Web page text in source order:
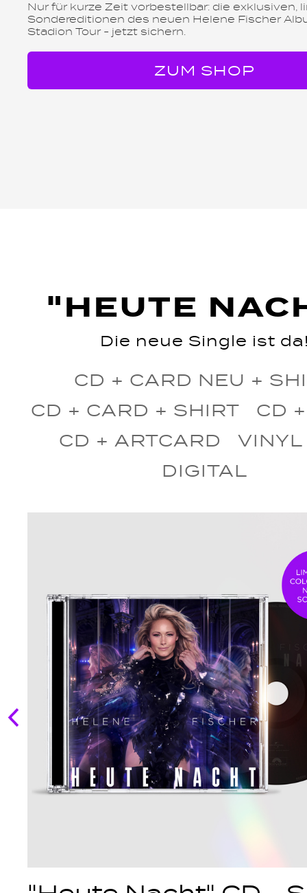
Nur für kurze Zeit vorbestellbar: die exklusiven,
Sondereditionen des neuen Helene Fischer
Stadion Tour - jetzt sichern.
ZUM SHOP
"HEUTE
Die neue Single ist
CD + CARD NEU +
CD + CARD + SHIRT
CD
CD + ARTCARD
VINYL
DIGITAL